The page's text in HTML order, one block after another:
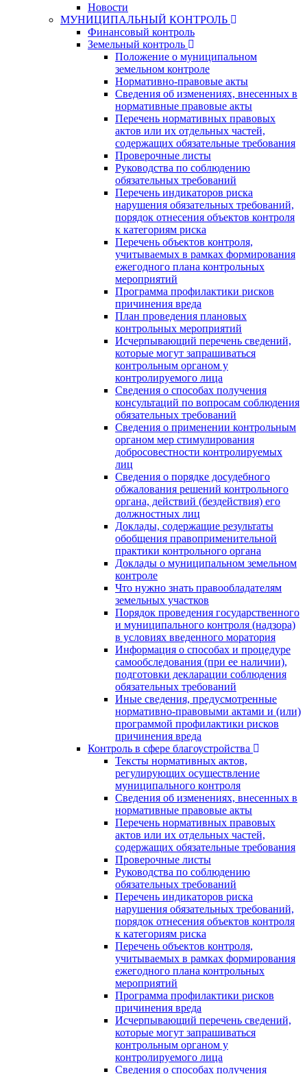
Новости
МУНИЦИПАЛЬНЫЙ КОНТРОЛЬ
Финансовый контроль
Земельный контроль
Положение о муниципальном
земельном контроле
Нормативно-правовые акты
Сведения об изменениях, внесенных в
нормативные правовые акты
Перечень нормативных правовых
актов или их отдельных частей,
содержащих обязательные требования
Проверочные листы
Руководства по соблюдению
обязательных требований
Перечень индикаторов риска
нарушения обязательных требований,
порядок отнесения объектов контроля
к категориям риска
Перечень объектов контроля,
учитываемых в рамках формирования
ежегодного плана контрольных
мероприятий
Программа профилактики рисков
причинения вреда
План проведения плановых
контрольных мероприятий
Исчерпывающий перечень сведений,
которые могут запрашиваться
контрольным органом у
контролируемого лица
Сведения о способах получения
консультаций по вопросам соблюдения
обязательных требований
Сведения о применении контрольным
органом мер стимулирования
добросовестности контролируемых
лиц
Сведения о порядке досудебного
обжалования решений контрольного
органа, действий (бездействия) его
должностных лиц
Доклады, содержащие результаты
обобщения правоприменительной
практики контрольного органа
Доклады о муниципальном земельном
контроле
Что нужно знать правообладателям
земельных участков
Порядок проведения государственного
и муниципального контроля (надзора)
в условиях введенного моратория
Информация о способах и процедуре
самообследования (при ее наличии),
подготовки декларации соблюдения
обязательных требований
Иные сведения, предусмотренные
нормативно-правовыми актами и (или)
программой профилактики рисков
причинения вреда
Контроль в сфере благоустройства
Тексты нормативных актов,
регулирующих осуществление
муниципального контроля
Сведения об изменениях, внесенных в
нормативные правовые акты
Перечень нормативных правовых
актов или их отдельных частей,
содержащих обязательные требования
Проверочные листы
Руководства по соблюдению
обязательных требований
Перечень индикаторов риска
нарушения обязательных требований,
порядок отнесения объектов контроля
к категориям риска
Перечень объектов контроля,
учитываемых в рамках формирования
ежегодного плана контрольных
мероприятий
Программа профилактики рисков
причинения вреда
Исчерпывающий перечень сведений,
которые могут запрашиваться
контрольным органом у
контролируемого лица
Сведения о способах получения